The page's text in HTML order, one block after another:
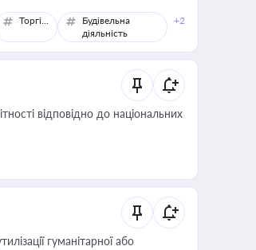
Торгівля
Будівельна
діяльність
+2
відповідно до національних
гуманітарної або